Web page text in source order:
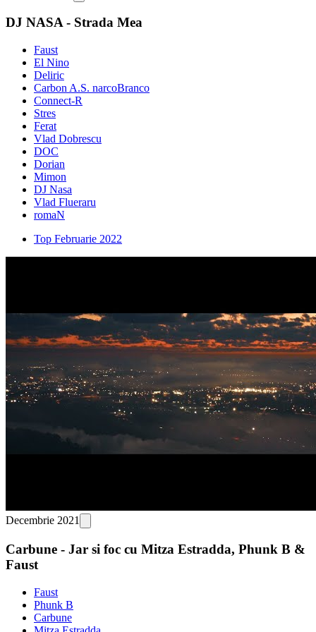
DJ NASA - Strada Mea
Faust
El Nino
Deliric
Carbon A.S. narcoBranco
Connect-R
Stres
Ferat
Vlad Dobrescu
DOC
Dorian
Mimon
DJ Nasa
Vlad Flueraru
romaN
Top Februarie 2022
Decembrie 2021
Carbune - Jar si foc cu Mitza Estradda, Phunk B &
Faust
Faust
Phunk B
Carbune